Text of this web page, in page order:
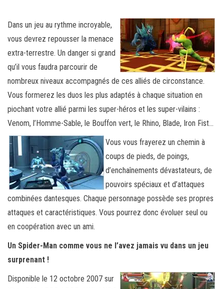
Dans un jeu au rythme incroyable,
vous devrez repousser la menace
extra-terrestre. Un danger si grand
qu’il vous faudra parcourir de
nombreux niveaux accompagnés de ces alliés de circonstance.
Vous formerez les duos les plus adaptés à chaque situation en
piochant votre allié parmi les super-héros et les super-vilains :
Venom, l’Homme-Sable, le Bouffon vert, le Rhino, Blade, Iron Fist…
Vous vous frayerez un chemin à
coups de pieds, de poings,
d’enchaînements dévastateurs, de
pouvoirs spéciaux et d’attaques
combinées dantesques. Chaque personnage possède ses propres
attaques et caractéristiques. Vous pourrez donc évoluer seul ou
en coopération avec un ami.
Un Spider-Man comme vous ne l’avez jamais vu dans un jeu
surprenant !
Disponible le 12 octobre 2007 sur